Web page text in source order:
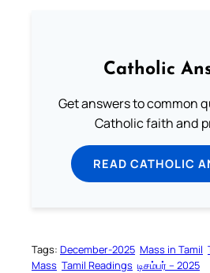
Catholic
Get answers to common
Catholic faith and
READ CATHOLIC
Tags: December-2025 Mass in Tamil
Mass Tamil Readings டிசம்பர் – 2025